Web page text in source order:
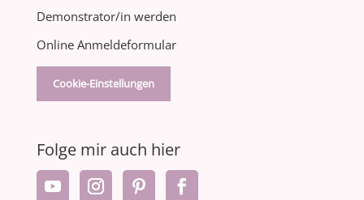
Demonstrator/in werden
Online Anmeldeformular
Cookie-Einstellungen
Folge mir auch hier